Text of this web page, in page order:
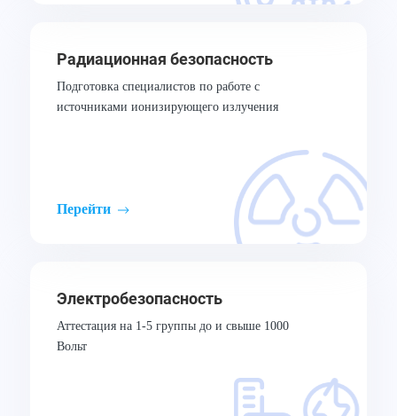
Радиационная безопасность
Подготовка специалистов по работе с
источниками ионизирующего излучения
Перейти
Электробезопасность
Аттестация на 1-5 группы до и свыше 1000
Вольт